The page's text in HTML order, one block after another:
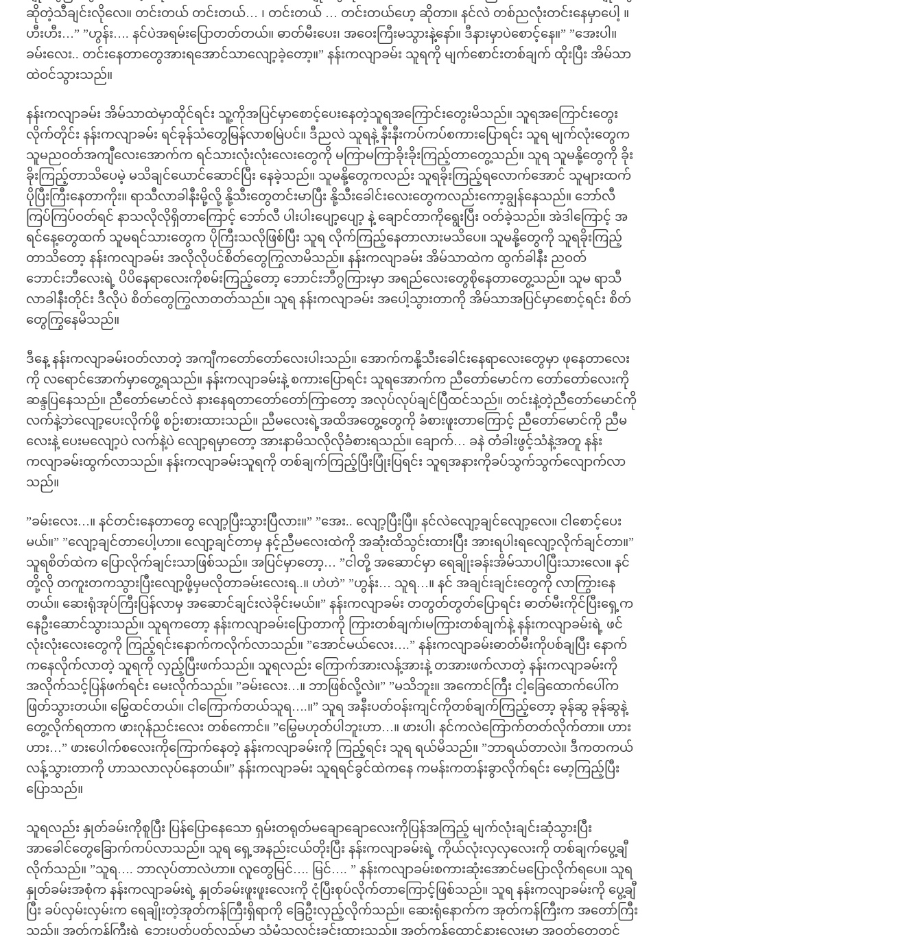
ဆိုတဲ့သီချင်းလိုလေ။ တင်းတယ် တင်းတယ်… ၊ တင်းတယ် … တင်းတယ်ဟေ့ ဆိုတာ။ နင်လဲ တစ်ညလုံးတင်းနေမှာပေါ့ ။
ဟီးဟီး…” ”ဟွန်း…. နင်ပဲအရမ်းပြောတတ်တယ်။ ဓာတ်မီးပေး၊ အဝေးကြီးမသွားနဲ့နော်။ ဒီနားမှာပဲစောင့်နေ။” ”အေးပါ။
ခမ်းလေး.. တင်းနေတာတွေအားရအောင်သာလျော့ခဲ့တော့။” နန်းကလျာခမ်း သူရကို မျက်စောင်းတစ်ချက် ထိုးပြီး အိမ်သာ
ထဲဝင်သွားသည်။
နန်းကလျာခမ်း အိမ်သာထဲမှာထိုင်ရင်း သူ့ကိုအပြင်မှာစောင့်ပေးနေတဲ့သူရအကြောင်းတွေးမိသည်။ သူရအကြောင်းတွေး
လိုက်တိုင်း နန်းကလျာခမ်း ရင်ခုန်သံတွေမြန်လာစမြဲပင်။ ဒီညလဲ သူရနဲ့ နီးနီးကပ်ကပ်စကားပြောရင်း သူရ မျက်လုံးတွေက
သူမညဝတ်အကျီလေးအောက်က ရင်သားလုံးလုံးလေးတွေကို မကြာမကြာခိုးခိုးကြည့်တာတွေ့သည်။ သူရ သူမနို့တွေကို ခိုး
ခိုးကြည့်တာသိပေမဲ့ မသိချင်ယောင်ဆောင်ပြီး နေခဲ့သည်။ သူမနို့တွေကလည်း သူရခိုးကြည့်ရလောက်အောင် သူများထက်
ပိုပြီးကြီးနေတာကိုး။ ရာသီလာခါနီးမို့လို့ နို့သီးတွေတင်းမာပြီး နို့သီးခေါင်းလေးတွေကလည်းကော့ချွန်နေသည်။ ဘော်လီ
ကြပ်ကြပ်ဝတ်ရင် နာသလိုလိုရှိတာကြောင့် ဘော်လီ ပါးပါးပျော့ပျော့ နဲ့ ချောင်တာကိုရွေးပြီး ဝတ်ခဲ့သည်။ အဲဒါကြောင့် အ
ရင်နေ့တွေထက် သူမရင်သားတွေက ပိုကြီးသလိုဖြစ်ပြီး သူရ လိုက်ကြည့်နေတာလားမသိပေ။ သူမနို့တွေကို သူရခိုးကြည့်
တာသိတော့ နန်းကလျာခမ်း အလိုလိုပင်စိတ်တွေကြွလာမိသည်။ နန်းကလျာခမ်း အိမ်သာထဲက ထွက်ခါနီး ညဝတ်
ဘောင်းဘီလေးရဲ့ ပိပိနေရာလေးကိုစမ်းကြည့်တော့ ဘောင်းဘီဂွကြားမှာ အရည်လေးတွေစိုနေတာတွေ့သည်။ သူမ ရာသီ
လာခါနီးတိုင်း ဒီလိုပဲ စိတ်တွေကြွလာတတ်သည်။ သူရ နန်းကလျာခမ်း အပေါ့သွားတာကို အိမ်သာအပြင်မှာစောင့်ရင်း စိတ်
တွေကြွနေမိသည်။
ဒီနေ့ နန်းကလျာခမ်းဝတ်လာတဲ့ အကျီကတော်တော်လေးပါးသည်။ အောက်ကနို့သီးခေါင်းနေရာလေးတွေမှာ ဖုနေတာလေး
ကို လရောင်အောက်မှာတွေ့ရသည်။ နန်းကလျာခမ်းနဲ့ စကားပြောရင်း သူရအောက်က ညီတော်မောင်က တော်တော်လေးကို
ဆန္ဒပြနေသည်။ ညီတော်မောင်လဲ နားနေရတာတော်တော်ကြာတော့ အလုပ်လုပ်ချင်ပြီထင်သည်။ တင်းနဲ့တဲ့ညီတော်မောင်ကို
လက်နဲ့ဘဲလျော့ပေးလိုက်ဖို့ စဉ်းစားထားသည်။ ညီမလေးရဲ့အထိအတွေ့တွေကို ခံစားဖူးတာကြောင့် ညီတော်မောင်ကို ညီမ
လေးနဲ့ ပေးမလျော့ပဲ လက်နဲ့ပဲ လျော့ရမှာတော့ အားနာမိသလိုလိုခံစားရသည်။ ချောက်… ခနဲ တံခါးဖွင့်သံနဲ့အတူ နန်း
ကလျာခမ်းထွက်လာသည်။ နန်းကလျာခမ်းသူရကို တစ်ချက်ကြည့်ပြီးပြုံးပြရင်း သူရအနားကိုခပ်သွက်သွက်လျောက်လာ
သည်။
”ခမ်းလေး…။ နင်တင်းနေတာတွေ လျော့ပြီးသွားပြီလား။” ”အေး.. လျော့ပြီးပြီ။ နင်လဲလျော့ချင်လျော့လေ။ ငါစောင့်ပေး
မယ်။” ”လျော့ချင်တာပေါ့ဟာ။ လျော့ချင်တာမှ နင့်ညီမလေးထဲကို အဆုံးထိသွင်းထားပြီး အားရပါးရလျော့လိုက်ချင်တာ။”
သူရစိတ်ထဲက ပြောလိုက်ချင်းသာဖြစ်သည်။ အပြင်မှာတော့… ”ငါတို့ အဆောင်မှာ ရေချိုးခန်းအိမ်သာပါပြီးသားလေ။ နင်
တို့လို တကူးတကသွားပြီးလျော့ဖို့မှမလိုတာခမ်းလေးရ..။ ဟဲဟဲ” ”ဟွန်း… သူရ…။ နင် အချင်းချင်းတွေကို လာကြွားနေ
တယ်။ ဆေးရုံအုပ်ကြီးပြန်လာမှ အဆောင်ချင်းလဲခိုင်းမယ်။” နန်းကလျာခမ်း တတွတ်တွတ်ပြောရင်း ဓာတ်မီးကိုင်ပြီးရှေ့က
နေဦးဆောင်သွားသည်။ သူရကတော့ နန်းကလျာခမ်းပြောတာကို ကြားတစ်ချက်၊မကြားတစ်ချက်နဲ့ နန်းကလျာခမ်းရဲ့ ဖင်
လုံးလုံးလေးတွေကို ကြည့်ရင်းနောက်ကလိုက်လာသည်။ ”အောင်မယ်လေး….” နန်းကလျာခမ်းဓာတ်မီးကိုပစ်ချပြီး နောက်
ကနေလိုက်လာတဲ့ သူရကို လှည့်ပြီးဖက်သည်။ သူရလည်း ကြောက်အားလန့်အားနဲ့ တအားဖက်လာတဲ့ နန်းကလျာခမ်းကို
အလိုက်သင့်ပြန်ဖက်ရင်း မေးလိုက်သည်။ ”ခမ်းလေး…။ ဘာဖြစ်လို့လဲ။” ”မသိဘူး။ အကောင်ကြီး ငါ့ခြေထောက်ပေါ်က
ဖြတ်သွားတယ်။ မြွေထင်တယ်။ ငါကြောက်တယ်သူရ….။” သူရ အနီးပတ်ဝန်းကျင်ကိုတစ်ချက်ကြည့်တော့ ခုန်ဆွ ခုန်ဆွနဲ့
တွေ့လိုက်ရတာက ဖားဂုန်ညင်းလေး တစ်ကောင်။ ”မြွေမဟုတ်ပါဘူးဟာ…။ ဖားပါ၊ နင်ကလဲကြောက်တတ်လိုက်တာ။ ဟား
ဟား…” ဖားပေါက်စလေးကိုကြောက်နေတဲ့ နန်းကလျာခမ်းကို ကြည့်ရင်း သူရ ရယ်မိသည်။ ”ဘာရယ်တာလဲ။ ဒီကတကယ်
လန့်သွားတာကို ဟာသလာလုပ်နေတယ်။” နန်းကလျာခမ်း သူရရင်ခွင်ထဲကနေ ကမန်းကတန်းခွာလိုက်ရင်း မော့ကြည့်ပြီး
ပြောသည်။
သူရလည်း နှုတ်ခမ်းကိုစူပြီး ပြန်ပြောနေသော ရှမ်းတရုတ်မချောချောလေးကိုပြန်အကြည့် မျက်လုံးချင်းဆုံသွားပြီး
အာခေါင်တွေခြောက်ကပ်လာသည်။ သူရ ရှေ့အနည်းငယ်တိုးပြီး နန်းကလျာခမ်းရဲ့ ကိုယ်လုံးလှလှလေးကို တစ်ချက်ပွေ့ချီ
လိုက်သည်။ ”သူရ…. ဘာလုပ်တာလဲဟာ။ လူတွေမြင်…. မြင်…. ” နန်းကလျာခမ်းစကားဆုံးအောင်မပြောလိုက်ရပေ။ သူရ
နှုတ်ခမ်းအစုံက နန်းကလျာခမ်းရဲ့ နှုတ်ခမ်းဖူးဖူးလေးကို ငုံပြီးစုပ်လိုက်တာကြောင့်ဖြစ်သည်။ သူရ နန်းကလျာခမ်းကို ပွေ့ချီ
ပြီး ခပ်လှမ်းလှမ်းက ရေချိုးတဲ့အုတ်ကန်ကြီးရှိရာကို ခြေဦးလှည့်လိုက်သည်။ ဆေးရုံနောက်က အုတ်ကန်ကြီးက အတော်ကြီး
သည်။ အုတ်ကန်ကြီးရဲ့ ဘေးပတ်ပတ်လည်မှာ သံမံသလင်းခင်းထားသည်။ အုတ်ကန်ထောင့်နားလေးမှာ အဝတ်တွေတင်